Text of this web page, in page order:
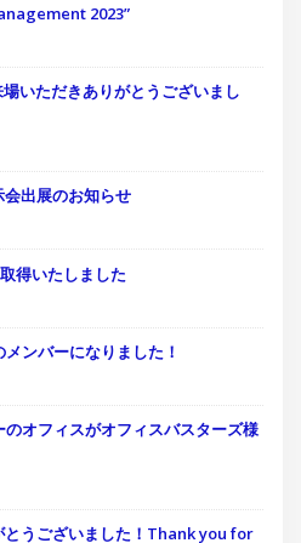
れました “Excellent
2023”
いただきありがとうございまし
出展のお知らせ
得いたしました
ンバーになりました！
オフィスがオフィスバスターズ様